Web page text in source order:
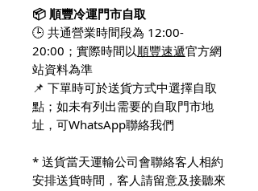
📦 順豐冷運門市自取
🕒 共通營業時間段為 12:00-
20:00；實際時間以順豐速遞官方網
站資料為準
📌 下單時可於送貨方式中選擇自取
點；如未有列出需要的自取門市地
址，可WhatsApp聯絡我們
* 送貨當天運輸公司會聯絡客人相約
安排送貨時間，客人請留意及接聽來